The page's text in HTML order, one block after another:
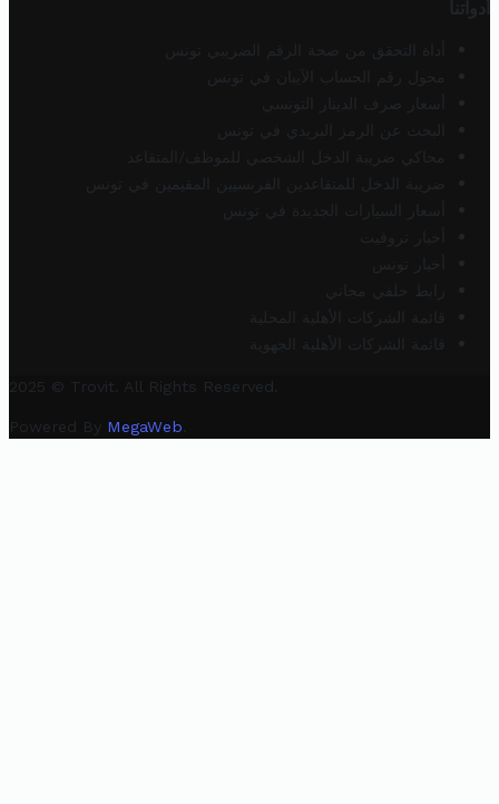
أدواتنا
أداة التحقق من صحة الرقم الضريبي تونس
محول رقم الحساب الآيبان في تونس
أسعار صرف الدينار التونسي
البحث عن الرمز البريدي في تونس
محاكي ضريبة الدخل الشخصي للموظف/المتقاعد
ضريبة الدخل للمتقاعدين الفرنسيين المقيمين في تونس
أسعار السيارات الجديدة في تونس
أخبار تروفيت
أخبار تونس
رابط خلفي مجاني
قائمة الشركات الأهلية المحلية
قائمة الشركات الأهلية الجهوية
2025 © Trovit. All Rights Reserved.
Powered By MegaWeb